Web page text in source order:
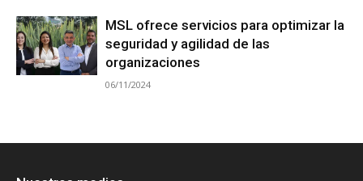
MSL ofrece servicios para optimizar la
seguridad y agilidad de las
organizaciones
06/11/2024